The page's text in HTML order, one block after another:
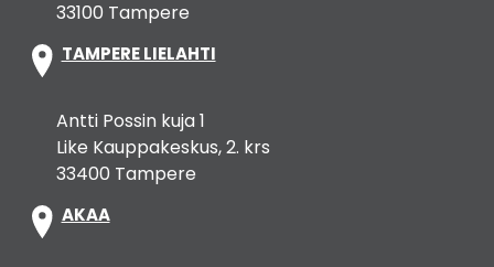
33100 Tampere
TAMPERE LIELAHTI
Antti Possin kuja 1
Like Kauppakeskus, 2. krs
33400 Tampere
AKAA